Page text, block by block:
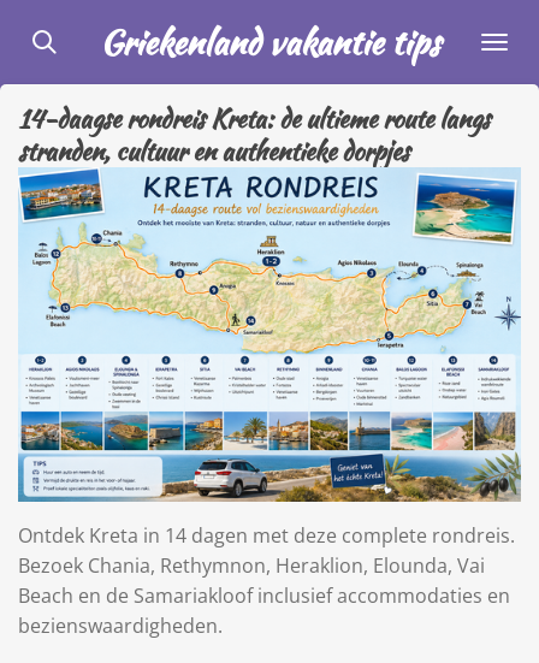
direct
naar
de
hoofdinhoud
Griekenland vakantie tips
14-daagse rondreis Kreta: de ultieme route langs
stranden, cultuur en authentieke dorpjes
Ontdek Kreta in 14 dagen met deze complete rondreis.
Bezoek Chania, Rethymnon, Heraklion, Elounda, Vai
Beach en de Samariakloof inclusief accommodaties en
bezienswaardigheden.